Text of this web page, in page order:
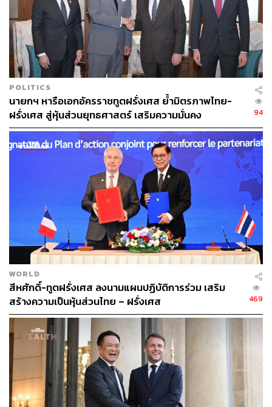
การจัดแสดงเครื่องมงคลราชบรรณาการดังกล่าวนับเป็นการ
ค้นพบที่สำคัญยิ่งและเปิดโอกาสให้สาธารณชนได้เข้าชมเป็น
ครั้งแรกในรอบสามร้อยกว่าปี โดยสอดคล้องกับประชุม
พงศาวดาร ฉบับหอสมุดแห่งชาติ ภาคที่ 27 เล่ม 7 ความว่า
POLITICS
นายกฯ หารือเอกอัครราชทูตฝรั่งเศส ย้ำมิตรภาพไทย-
ฝรั่งเศส สู่หุ้นส่วนยุทธศาสตร์ เสริมความมั่นคง
นวัตกรรม และเศรษฐกิจอนาคต
94
WORLD
สีหศักดิ์-ทูตฝรั่งเศส ลงนามแผนปฏิบัติการร่วม เสริม
สร้างความเป็นหุ้นส่วนไทย – ฝรั่งเศส
469